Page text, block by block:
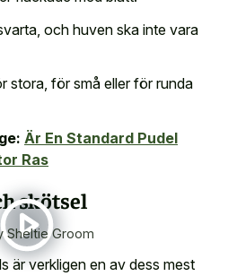
och huven ska inte vara
stora, för små eller för runda
Är En Standard Pudel
Ras
skötsel
Sheltie Groom
är verkligen en av dess mest